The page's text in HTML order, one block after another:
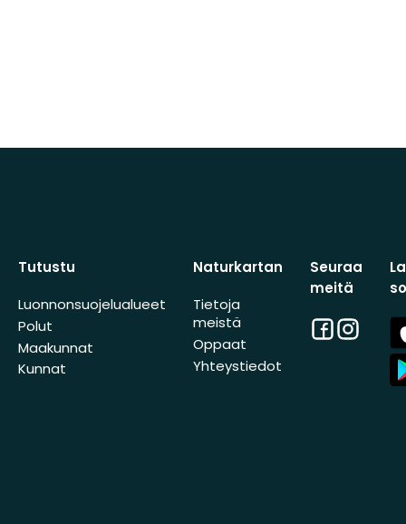
Tutustu
Luonnonsuojelualueet
Polut
Maakunnat
Kunnat
Naturkartan
Tietoja
meistä
Oppaat
Yhteystiedot
Seuraa
meitä
Facebook